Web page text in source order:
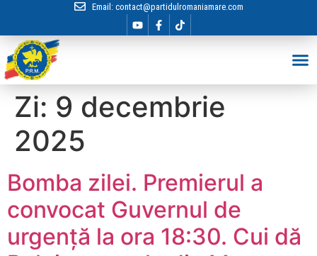
Email: contact@partidulromaniamare.com
Zi: 9 decembrie
2025
Bomba zilei. Premierul a
convocat Guvernul de
urgență la ora 18:30. Cui dă